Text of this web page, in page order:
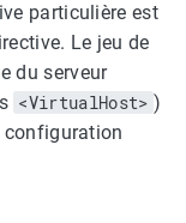
particulière est
Le jeu de
du serveur
<VirtualHost> )
configuration